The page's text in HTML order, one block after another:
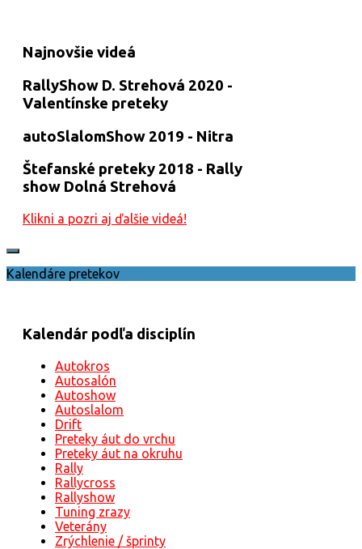
Najnovšie videá
RallyShow D. Strehová 2020 -
Valentínske preteky
autoSlalomShow 2019 - Nitra
Štefanské preteky 2018 - Rally
show Dolná Strehová
Klikni a pozri aj ďalšie videá!
Kalendáre pretekov
Kalendár podľa disciplín
Autokros
Autosalón
Autoshow
Autoslalom
Drift
Preteky áut do vrchu
Preteky áut na okruhu
Rally
Rallycross
Rallyshow
Tuning zrazy
Veterány
Zrýchlenie / šprinty